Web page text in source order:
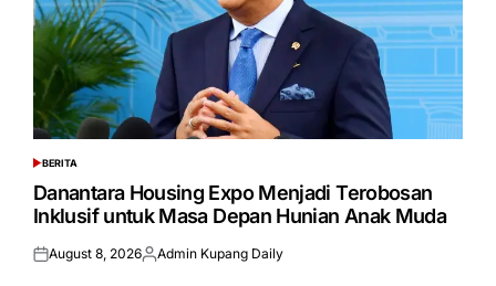
POSTED
IN
BERITA
Danantara Housing Expo Menjadi Terobosan
Inklusif untuk Masa Depan Hunian Anak Muda
Posted
August 8, 2026Posted
Admin Kupang Daily